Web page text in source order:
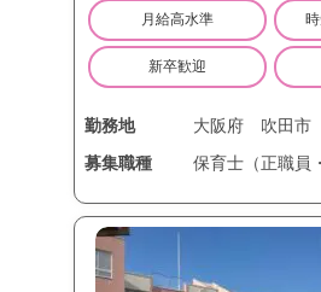
月給高水準
新卒歓迎
勤務地 大阪府
吹田市
募集職種
保育士（正職員